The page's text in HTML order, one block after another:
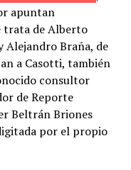
apuntan
trata de Alberto
Alejandro Braña, de
a Casotti, también
consultor
de Reporte
Beltrán Briones
por el propio